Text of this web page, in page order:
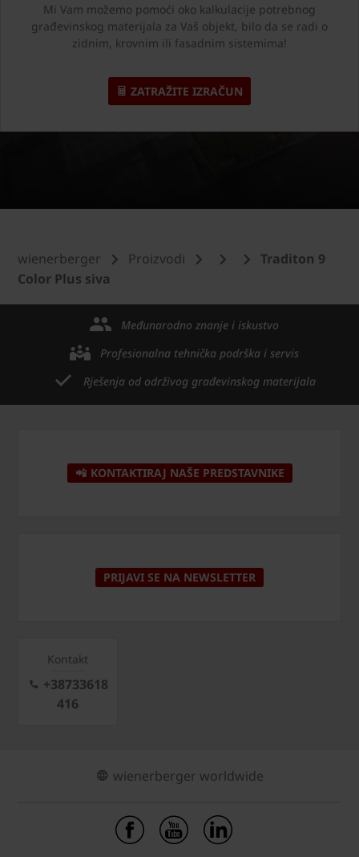
Mi Vam možemo pomoći oko kalkulacije potrebnog
građevinskog materijala za Vaš objekt, bilo da se radi o
zidnim, krovnim ili fasadnim sistemima!
ZATRAŽITE IZRAČUN
wienerberger Proizvodi
Traditon 9
Color Plus siva
Međunarodno znanje i iskustvo
Profesionalna tehnička podrška i servis
Rješenja od održivog građevinskog materijala
📲 KONTAKTIRAJ NAŠE PREDSTAVNIKE
PRIJAVI SE NA NEWSLETTER
Kontakt
+38733618
416
wienerberger worldwide